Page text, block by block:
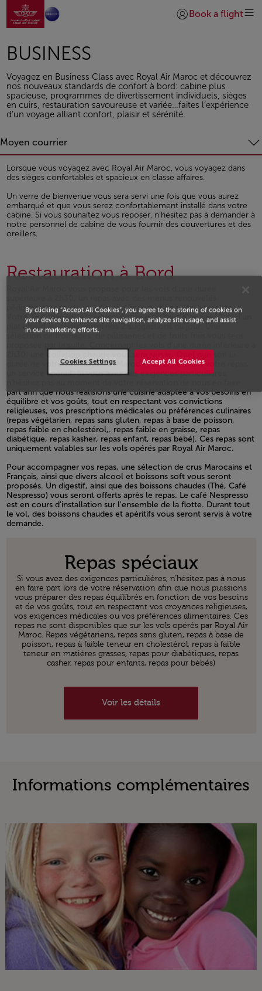
Saut au contenu principal
Aller à la page accueil
Se connecter |
Book a flight
BUSINESS
Voyagez en Business Class avec Royal Air Maroc et découvrez
nos nouveaux standards de confort à bord: cabine plus
spacieuse, programmes de divertissement individuels, sièges
en cuirs, restauration savoureuse et variée…faites l’expérience
d’un voyage alliant confort, plaisir et sérénité.
Moyen courrier
Lorsque vous voyagez avec Royal Air Maroc, vous voyagez dans
des sièges confortables et spacieux en classe affaires.
Un verre de bienvenue vous sera servi une fois que vous aurez
embarqué et que vous serez confortablement installé dans votre
cabine. Si vous souhaitez vous reposer, n'hésitez pas à demander à
notre personnel de cabine de vous fournir des couvertures et des
oreillers.
Restauration à Bord
périodiquement et une vaisselle fine et raffinée en porcelaine.
Votre déjeuner /dîner sera composé d’un hors d’œuvre, suivi d’un
plat chaud au choix parmi nos 2 suggestions du jour. Une
sélection de fromages, de pâtisseries et de fruits frais vous sera
durée de votre vol, Royal Air Maroc vous offre avant votre repas,
un service apéritif. Si vous avez des exigences particulières,
part afin que nous réalisions une cuisine adaptée à vos besoins en
équilibre et vos goûts, tout en respectant vos convictions
religieuses, vos prescriptions médicales ou préférences culinaires
(repas végétarien, repas sans gluten, repas à base de poisson,
repas faible en cholestérol,. repas faible en graisse, repas
diabétique, repas kasher, repas enfant, repas bébé). Ces repas sont
uniquement valables sur les vols opérés par Royal Air Maroc.
Open in a new window
Pour accompagner vos repas, une sélection de crus Marocains et
Français, ainsi que divers alcool et boissons soft vous seront
proposés. Un digestif, ainsi que des boissons chaudes (Thé, Café
Nespresso) vous seront offerts après le repas. Le café Nespresso
est en cours d'installation sur l'ensemble de la flotte. Durant tout
le vol, des boissons chaudes et apéritifs vous seront servis à votre
demande.
Repas spéciaux
Si vous avez des exigences particulières, n'hésitez pas à nous
en faire part lors de votre réservation afin que nous puissions
vous préparer des repas équilibrés en fonction de vos besoins
et de vos goûts, tout en respectant vos croyances religieuses,
vos exigences médicales ou vos préférences alimentaires. Ces
repas ne sont disponibles que sur les vols opérés par Royal Air
Maroc. Repas végétariens, repas sans gluten, repas à base de
poisson, repas à faible teneur en cholestérol, repas à faible
teneur en matières grasses, repas pour diabétiques, repas
casher, repas pour enfants, repas pour bébés)
Voir les détails
Informations complémentaires
By clicking “Accept All Cookies”, you agree to the storing of cookies on
your device to enhance site navigation, analyze site usage, and assist
in our marketing efforts.
Accept All Cookies
Cookies Settings